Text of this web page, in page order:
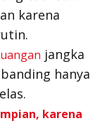
karena
jangka
hanya
karena